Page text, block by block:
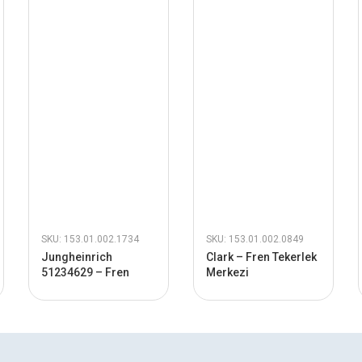
SKU: 153.01.002.1734
Jungheinrich
51234629 – Fren
SKU: 153.01.002.0849
Clark – Fren Tekerlek
Merkezi